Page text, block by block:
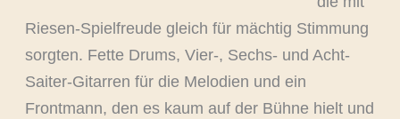
Riesen-Spielfreude gleich für mächtig Stimmung
sorgten. Fette Drums, Vier-, Sechs- und Acht-
Saiter-Gitarren für die Melodien und ein
Frontmann, den es kaum auf der Bühne hielt und